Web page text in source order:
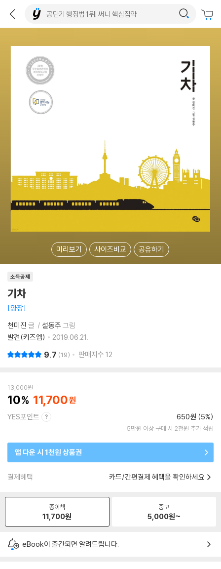
미리보기 사이즈비교 공유하기
소득공제
기차
양장
천미진 글 설동주 그림
발견(키즈엠)
2019.06.21.
9.7 19 판매지수 12
13,000원
10 11,700
YES포인트 650원 (5%)
5만원 이상 구매 시 2천원 추가 적립
앱 다운 시 1천원 상품권
결제혜택 카드/간편결제 혜택을 확인하세요
종이책
11,700원
중고
5,000원~
eBook이 출간되면 알려드립니다.